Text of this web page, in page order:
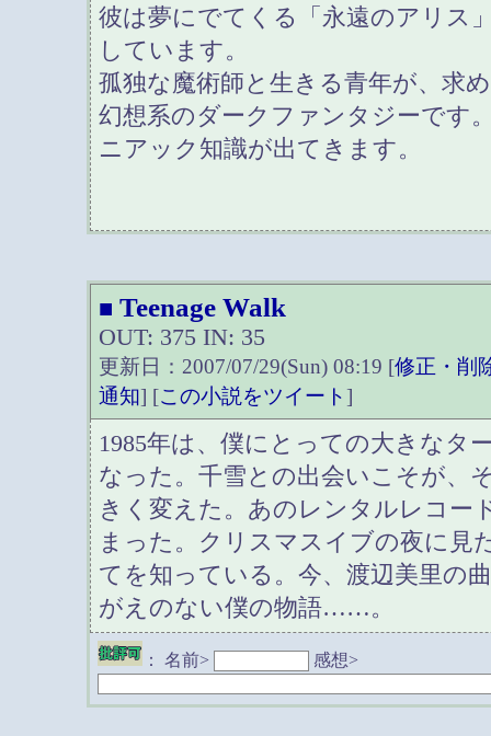
彼は夢にでてくる「永遠のアリス
しています。
孤独な魔術師と生きる青年が、求
幻想系のダークファンタジーです
ニアック知識が出てきます。
■ Teenage Walk
OUT: 375 IN: 35
更新日：2007/07/29(Sun) 08:19 [修正・削
通知] [この小説をツイート]
1985年は、僕にとっての大きなタ
なった。千雪との出会いこそが、
きく変えた。あのレンタルレコー
まった。クリスマスイブの夜に見
てを知っている。今、渡辺美里の
がえのない僕の物語……。
：名前> 感想>